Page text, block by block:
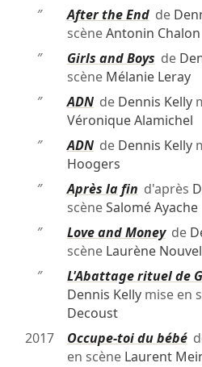
″
After the Endde
scèneAntonin Chalon
″
Girls and Boys de
scène Mélanie Leray
″
ADNde Dennis Kelly
Véronique Alamichel
″
ADNde Dennis Kelly
Hoogers
″
Après la fin d'après
scèneSalomé Ayache
″
Love and Moneyde
scène Laurène
″
L'Abattage rituel de
Dennis Kellymise en
Decoust
2017
Occupe-toi du bébé
en scène Laurent